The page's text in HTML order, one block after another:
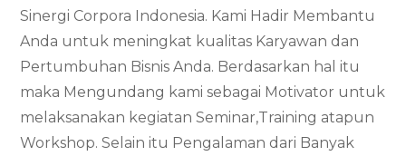
Sinergi Corpora Indonesia. Kami Hadir Membantu
Anda untuk meningkat kualitas Karyawan dan
Pertumbuhan Bisnis Anda. Berdasarkan hal itu
maka Mengundang kami sebagai Motivator untuk
melaksanakan kegiatan Seminar,Training atapun
Workshop. Selain itu Pengalaman dari Banyak